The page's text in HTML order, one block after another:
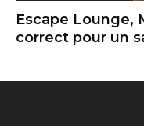
Escape Lounge,
correct pour un